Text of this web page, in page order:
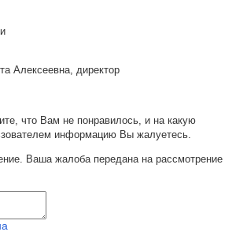
Алексеевна, директор
что Вам не понравилось, и на какую
информацию Вы жалуетесь.
Ваша жалоба передана на рассмотрение